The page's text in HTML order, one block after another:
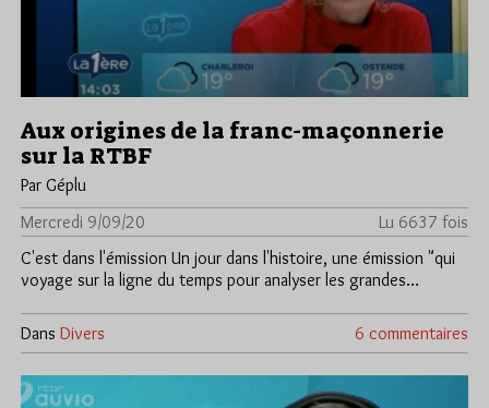
Aux origines de la franc-maçonnerie
sur la RTBF
Par Géplu
Mercredi 9/09/20
Lu 6637 fois
C'est dans l'émission Un jour dans l'histoire, une émission "qui
voyage sur la ligne du temps pour analyser les grandes…
Dans Divers 6 commentaires